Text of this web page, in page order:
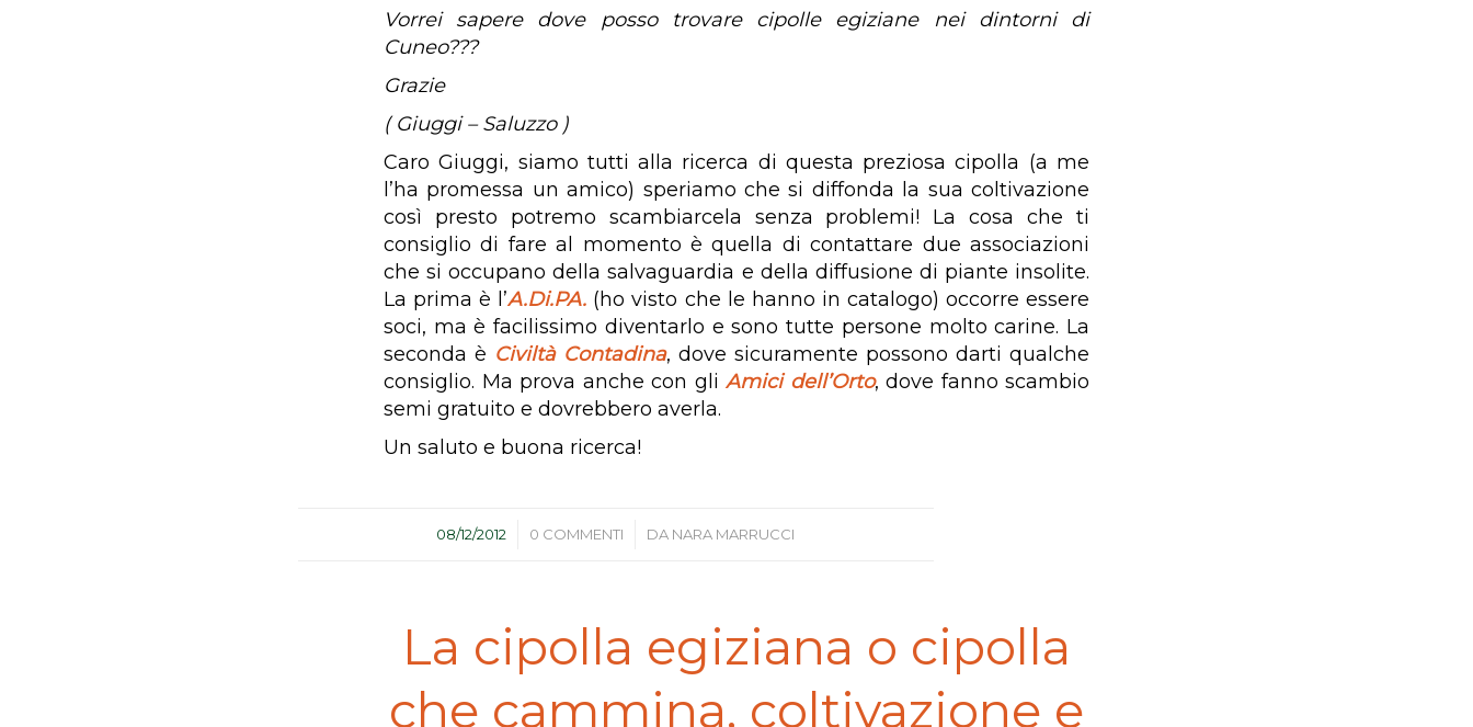
Vorrei sapere dove posso trovare cipolle egiziane nei dintorni di
Cuneo???
Grazie
( Giuggi – Saluzzo )
Caro Giuggi, siamo tutti alla ricerca di questa preziosa cipolla (a me
l’ha promessa un amico) speriamo che si diffonda la sua coltivazione
così presto potremo scambiarcela senza problemi! La cosa che ti
consiglio di fare al momento è quella di contattare due associazioni
che si occupano della salvaguardia e della diffusione di piante insolite.
La prima è l’A.Di.PA. (ho visto che le hanno in catalogo) occorre essere
soci, ma è facilissimo diventarlo e sono tutte persone molto carine. La
seconda è Civiltà Contadina, dove sicuramente possono darti qualche
consiglio. Ma prova anche con gli Amici dell’Orto, dove fanno scambio
semi gratuito e dovrebbero averla.
Un saluto e buona ricerca!
08/12/2012
/ 0 COMMENTI
/ DA NARA MARRUCCI
La cipolla egiziana o cipolla
che cammina, coltivazione e